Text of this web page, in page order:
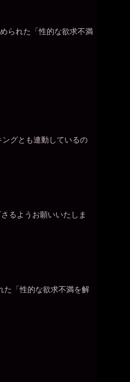
られた「性的な欲求不満
グとも連動しているの
るようお願いいたしま
た「性的な欲求不満を解